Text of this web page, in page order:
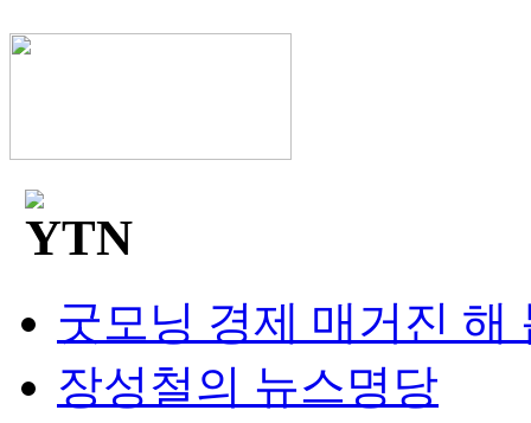
굿모닝 경제 매거진 해
장성철의 뉴스명당